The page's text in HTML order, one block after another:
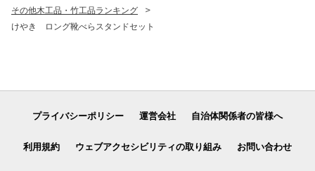
その他木工品・竹工品ランキング
けやき ロング靴べらスタンドセット
プライバシーポリシー 運営会社 自治体関係者の皆様へ
利用規約 ウェブアクセシビリティの取り組み お問い合わせ